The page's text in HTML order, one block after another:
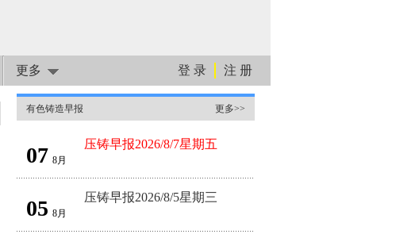
更多 登 录 注 册
有色铸造早报 更多>>
07 8月
压铸早报2026/8/7星期五
05 8月
压铸早报2026/8/5星期三